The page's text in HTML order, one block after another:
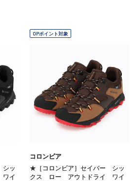
ッ
イ
OPポイント対象
コロンビア
★［コロンビア］セイバー シッ
クス ロー アウトドライ ワイ